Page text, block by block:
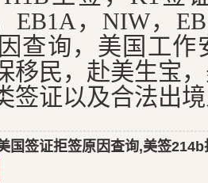
EB1A，NIW，
查询，美国工作
移民，赴美生宝
签证以及合法出
国签证拒签原因查询,美签214b